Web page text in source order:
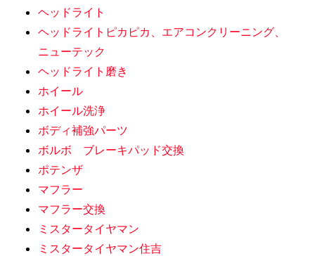
ヘッドライト
ヘッドライトピカピカ、エアコンクリーニング、
ニューテック
ヘッドライト磨き
ホイール
ホイール洗浄
ボディ補強パーツ
ボルボ ブレーキパッド交換
ポテンザ
マフラー
マフラー交換
ミスタータイヤマン
ミスタータイヤマン住吉